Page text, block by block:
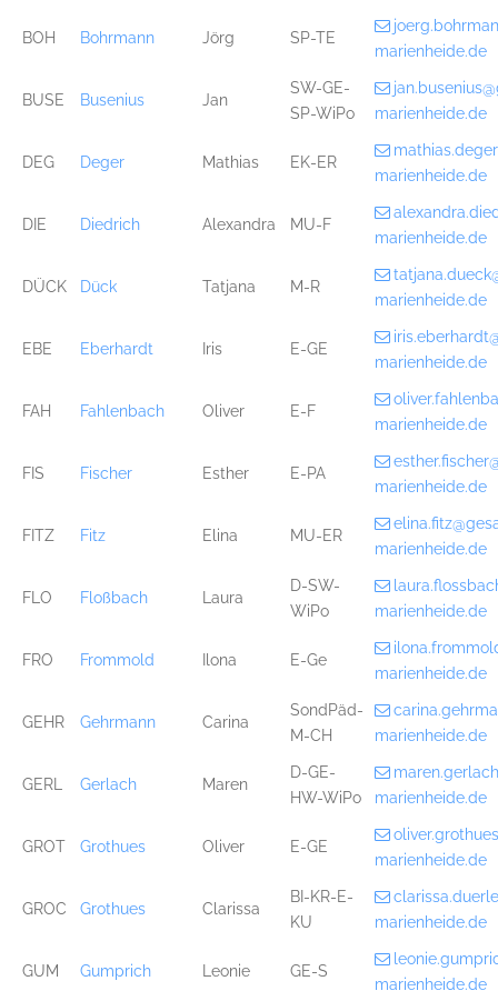
BOH Bohrmann Jörg SP-TE
marienheide.de
BUSE Busenius Jan
SW-GE-
SP-WiPo
marienheide.de
DEG Deger Mathias EK-ER
marienheide.de
DIE Diedrich Alexandra MU-F
marienheide.de
DÜCK Dück Tatjana M-R
marienheide.de
EBE Eberhardt Iris E-GE
marienheide.de
FAH Fahlenbach Oliver E-F
marienheide.de
FIS Fischer Esther E-PA
marienheide.de
FITZ Fitz Elina MU-ER
marienheide.de
FLO Floßbach Laura
D-SW-
WiPo
marienheide.de
FRO Frommold Ilona E-Ge
marienheide.de
GEHR Gehrmann Carina
SondPäd-
M-CH
marienheide.de
GERL Gerlach Maren
D-GE-
HW-WiPo
marienheide.de
GROT Grothues Oliver E-GE
marienheide.de
GROC Grothues Clarissa
BI-KR-E-
KU
marienheide.de
GUM Gumprich Leonie GE-S
marienheide.de